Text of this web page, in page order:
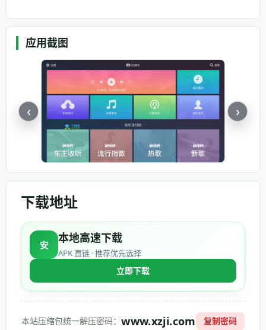
应用截图
‹ ›
下载地址
安 本地高速下载
APK 直链 · 推荐优先选择
立即下载
本站压缩包统一解压密码：www.xzji.com 复制密码